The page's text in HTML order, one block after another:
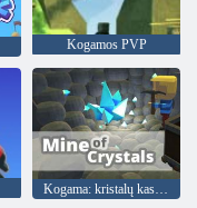
Kogamos PVP
Kogama: kristalų kasykla